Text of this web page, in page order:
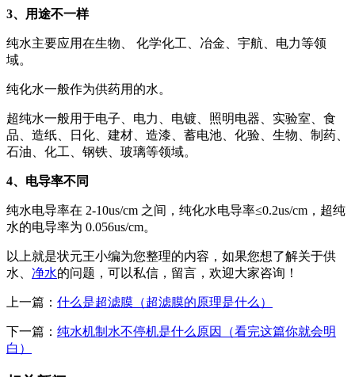
3、用途不一样
纯水主要应用在生物、 化学化工、冶金、宇航、电力等领
域。
纯化水一般作为供药用的水。
超纯水一般用于电子、电力、电镀、照明电器、实验室、食
品、造纸、日化、建材、造漆、蓄电池、化验、生物、制药、
石油、化工、钢铁、玻璃等领域。
4、电导率不同
纯水电导率在 2-10us/cm 之间，纯化水电导率≤0.2us/cm，超纯
水的电导率为 0.056us/cm。
以上就是状元王小编为您整理的内容，如果您想了解关于供
水、 净水的问题，可以私信，留言，欢迎大家咨询！
上一篇： 什么是超滤膜（超滤膜的原理是什么）
下一篇： 纯水机制水不停机是什么原因（看完这篇你就会明
白）